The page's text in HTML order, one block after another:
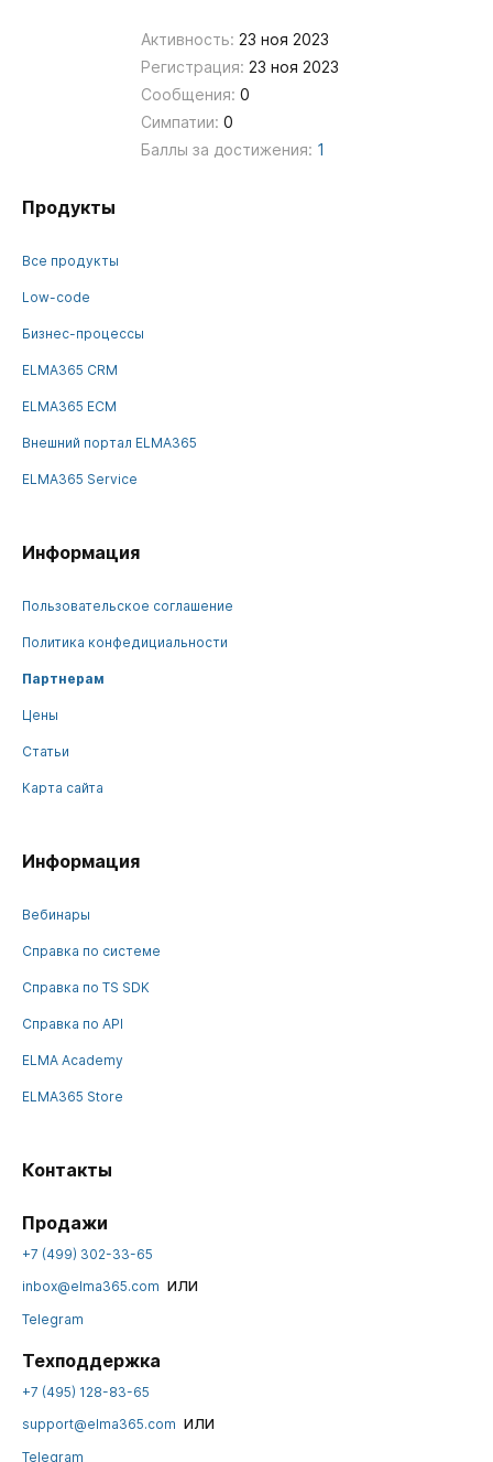
Активность: 23 ноя 2023
Регистрация: 23 ноя 2023
Сообщения: 0
Симпатии: 0
Баллы за достижения: 1
Продукты
Все продукты
Low-code
Бизнес-процессы
ELMA365 CRM
ELMA365 ECM
Внешний портал ELMA365
ELMA365 Service
Информация
Пользовательское соглашение
Политика конфедициальности
Партнерам
Цены
Статьи
Карта сайта
Информация
Вебинары
Справка по системе
Справка по TS SDK
Справка по API
ELMA Academy
ELMA365 Store
Контакты
Продажи
+7 (499) 302-33-65
inbox@elma365.com или
Telegram
Техподдержка
+7 (495) 128-83-65
support@elma365.com или
Telegram